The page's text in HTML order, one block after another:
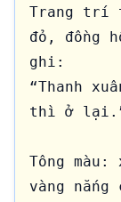
Trang trí
đỏ, đồng
ghi:
“Thanh
thì ở
Tông
vàng